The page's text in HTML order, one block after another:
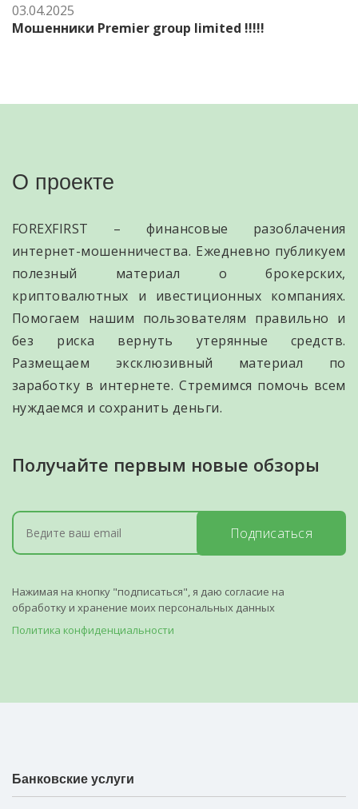
03.04.2025
Мошенники Premier group limited !!!!!
О проекте
FOREXFIRST – финансовые разоблачения
интернет-мошенничества. Ежедневно публикуем
полезный материал о брокерских,
криптовалютных и ивестиционных компаниях.
Помогаем нашим пользователям правильно и
без риска вернуть утерянные средств.
Размещаем эксклюзивный материал по
заработку в интернете. Стремимся помочь всем
нуждаемся и сохранить деньги.
Получайте первым новые обзоры
Подписаться
Нажимая на кнопку "подписаться", я даю согласие на
обработку и хранение моих персональных данных
Политика конфиденциальности
Банковские услуги